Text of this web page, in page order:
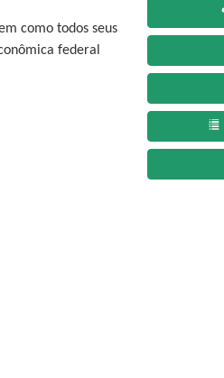
como todos seus
federal